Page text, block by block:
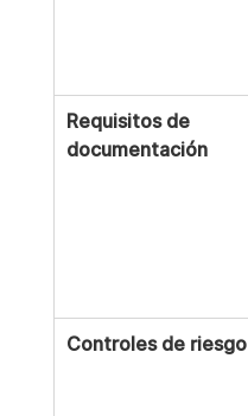
Requisitos de
documentación
Controles de riesgo